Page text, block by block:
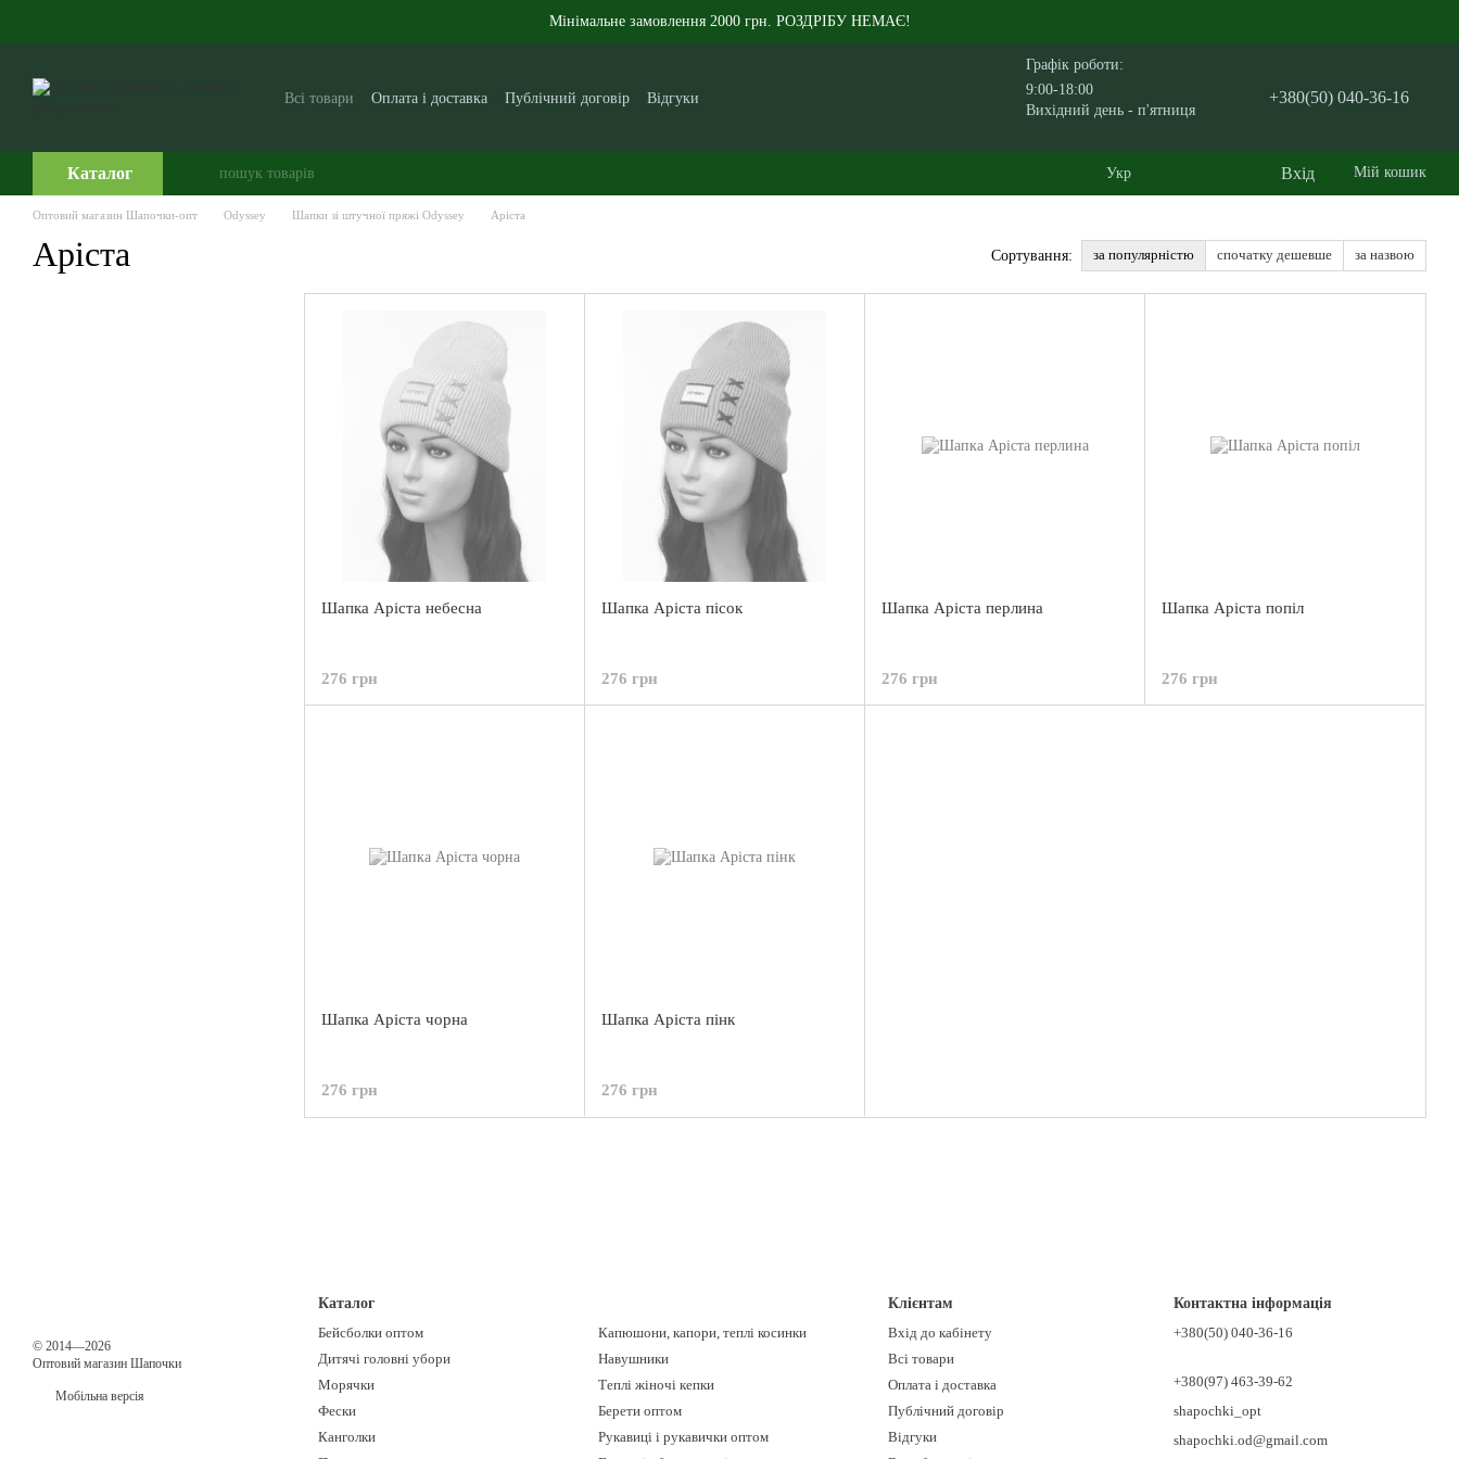
Мінімальне замовлення 2000 грн. РОЗДРІБУ НЕМАЄ!
Всі товари Оплата і доставка Публічний договір
Відгуки
Графік роботи:
9:00-18:00
Вихідний день - п'ятниця
+380(50) 040-36-16
Каталог Укр Вхід Мій кошик
Оптовий магазин Шапочки-опт Odyssey Шапки зі штучної пряжі Odyssey Аріста
Аріста Сортування: за популярністю спочатку дешевше за назвою
Шапка Аріста небесна
276 грн
Шапка Аріста пісок
276 грн
Шапка Аріста перлина
276 грн
Шапка Аріста попіл
276 грн
Шапка Аріста чорна
276 грн
Шапка Аріста пінк
276 грн
© 2014—2026
Оптовий магазин Шапочки
Мобільна версія
Каталог
Бейсболки оптом
Дитячі головні убори
Морячки
Фески
Канголки
Капюшони, капори, теплі косинки
Навушники
Теплі жіночі кепки
Берети оптом
Рукавиці і рукавички оптом
Клієнтам
Вхід до кабінету
Всі товари
Оплата і доставка
Публічний договір
Відгуки
Контактна інформація
+380(50) 040-36-16
+380(97) 463-39-62
shapochki_opt
shapochki.od@gmail.com